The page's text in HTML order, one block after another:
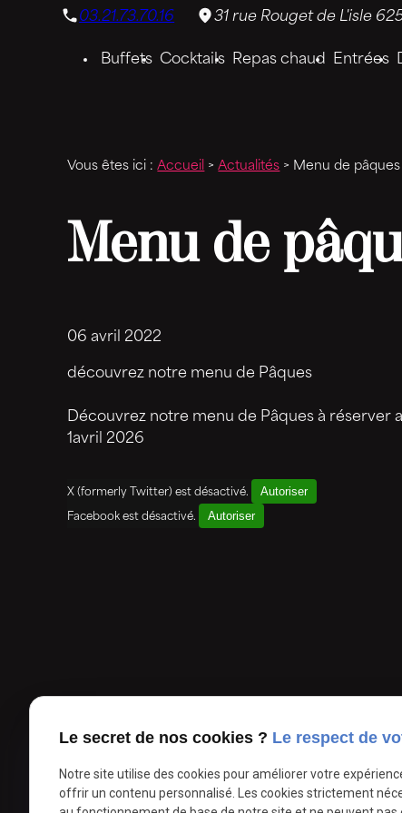
03.21.73.70.16 31 rue Rouget de L'isle
Buffets Cocktails Repas chaud Entrées
Vous êtes ici : Accueil >Actualités > Menu de
Menu de
06 avril 2022
découvrez notre menu de Pâques
Découvrez notre menu de Pâques à réserver
1avril 2026
X (formerly Twitter) est désactivé. Autoriser
Facebook est désactivé. Autoriser
Panneau de gestion des cookies
Le secret de nos cookies ? Le respect de
Notre site utilise des cookies pour améliorer votre
offrir un contenu personnalisé. Les cookies strictement